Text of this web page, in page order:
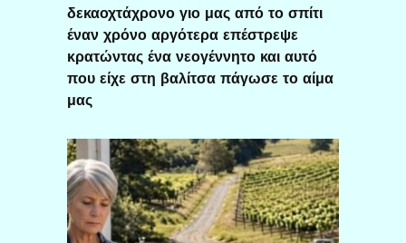
δεκαοχτάχρονο γιο μας από το σπίτι
έναν χρόνο αργότερα επέστρεψε
κρατώντας ένα νεογέννητο και αυτό
που είχε στη βαλίτσα πάγωσε το αίμα
μας